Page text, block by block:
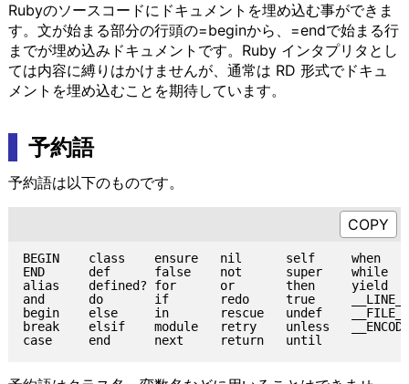
Rubyのソースコードにドキュメントを埋め込む事ができま
す。文が始まる部分の行頭の=beginから、=endで始まる行
までが埋め込みドキュメントです。Ruby インタプリタとし
ては内容に縛りはかけませんが、通常は RD 形式でドキュ
メントを埋め込むことを期待しています。
予約語
予約語は以下のものです。
BEGIN    class    ensure   nil      self     when
END      def      false    not      super    while
alias    defined? for      or       then     yield
and      do       if       redo     true     __LINE__
begin    else     in       rescue   undef    __FILE__
break    elsif    module   retry    unless